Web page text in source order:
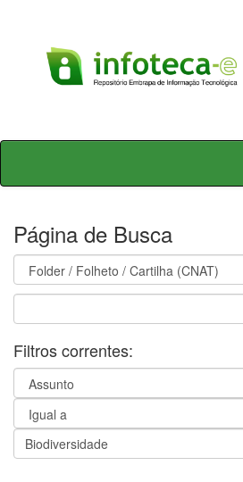
Skip
Página de Busca
Filtros correntes: